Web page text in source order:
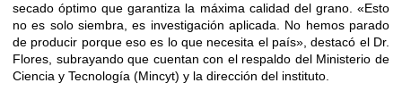
secado óptimo que garantiza la máxima calidad del grano. «Esto
no es solo siembra, es investigación aplicada. No hemos parado
de producir porque eso es lo que necesita el país», destacó el Dr.
Flores, subrayando que cuentan con el respaldo del Ministerio de
Ciencia y Tecnología (Mincyt) y la dirección del instituto.